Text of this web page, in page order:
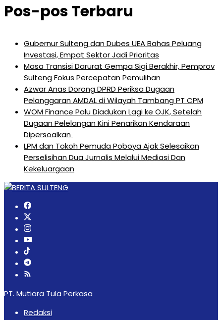
Pos-pos Terbaru
Gubernur Sulteng dan Dubes UEA Bahas Peluang
Investasi, Empat Sektor Jadi Prioritas
Masa Transisi Darurat Gempa Sigi Berakhir, Pemprov
Sulteng Fokus Percepatan Pemulihan
Azwar Anas Dorong DPRD Periksa Dugaan
Pelanggaran AMDAL di Wilayah Tambang PT CPM
‎WOM Finance Palu Diadukan Lagi ke OJK, Setelah
Dugaan Pelelangan Kini Penarikan Kendaraan
Dipersoalkan ‎
LPM dan Tokoh Pemuda Poboya Ajak Selesaikan
Perselisihan Dua Jurnalis Melalui Mediasi Dan
Kekeluargaan
PT. Mutiara Tula Perkasa
Redaksi